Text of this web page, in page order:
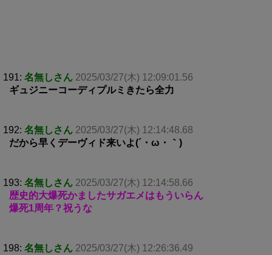
191: 名無しさん 2025/03/27(木) 12:09:01.56
ギュジニーコーディプルミきたら全力
192: 名無しさん 2025/03/27(木) 12:14:48.68
だから早くデーヴィド来いよ(´・ω・｀)
193: 名無しさん 2025/03/27(木) 12:14:58.66
歴史的大爆死かましたサガエメはもういらん
爆死1周年？祝うな
198: 名無しさん 2025/03/27(木) 12:26:36.49